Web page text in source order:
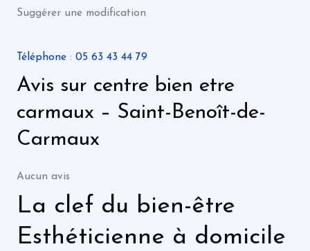
Suggérer une modification
Téléphone: 05 63 43 44 79
Avis sur centre bien etre
carmaux – Saint-Benoît-de-
Carmaux
Aucun avis
La clef du bien-être
Esthéticienne à domicile